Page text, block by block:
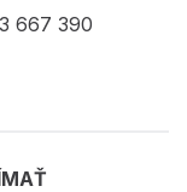
667 390